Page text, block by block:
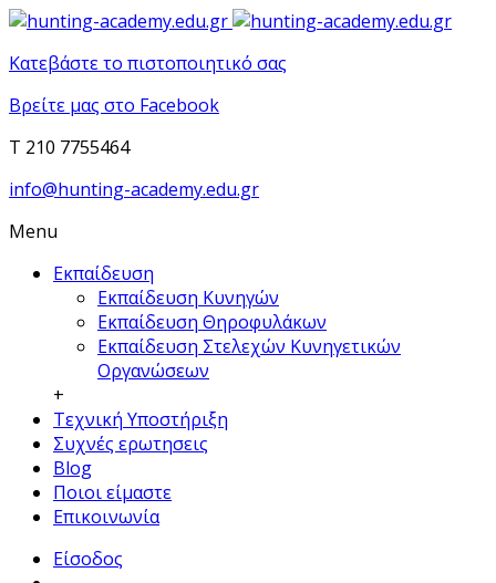
Κατεβάστε το πιστοποιητικό σας
Βρείτε μας στο Facebook
T 210 7755464
info@hunting-academy.edu.gr
Menu
Εκπαίδευση
Εκπαίδευση Κυνηγών
Εκπαίδευση Θηροφυλάκων
Εκπαίδευση Στελεχών Κυνηγετικών
Οργανώσεων
+
Τεχνική Υποστήριξη
Συχνές ερωτησεις
Blog
Ποιοι είμαστε
Επικοινωνία
Είσοδος